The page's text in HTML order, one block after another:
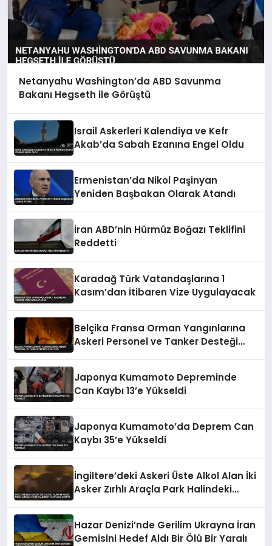
Netanyahu Washington’da ABD Savunma
Bakanı Hegseth ile Görüştü
Israil Askerleri Kalendiya ve Kefr
Akab’da Sabah Ezanına Engel Oldu
Ermenistan’da Nikol Paşinyan
Yeniden Başbakan Olarak Atandı
İran ABD’nin Hürmüz Boğazı Teklifini
Reddetti
Karadağ Türk Vatandaşlarına 1
Kasım’dan İtibaren Vize Uygulayacak
Belçika Fransa Orman Yangınlarına
Askeri Personel ve Tanker Desteği
Japonya Kumamoto Depreminde
Can Kaybı 13’e Yükseldi
Japonya Kumamoto’da Deprem Can
Kaybı 35’e Yükseldi
İngiltere’deki Askeri Üste Alkol Alan İki
Asker Zırhlı Araçla Park Halindeki
Hazar Denizi’nde Gerilim Ukrayna İran
Gemisini Hedef Aldı Bir Ölü Bir Yaralı